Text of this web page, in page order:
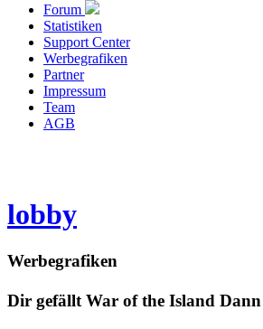
Forum
Statistiken
Support Center
Werbegrafiken
Partner
Impressum
Team
AGB
lobby
Werbegrafiken
Dir gefällt War of the Island